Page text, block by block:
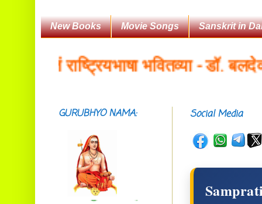
New Books Movie Songs Sanskrit in
राष्ट्रियभाषा भवितव्या - डॉ.
Social Media
GURUBHYO NAMA:
सदाशिवसमारम्भां
शङ्कराचार्य मध्यमाम्।
अस्मदाचार्यपर्यन्तां
वन्दे गुरु परम्पराम् ॥
आस्तां तावदियं